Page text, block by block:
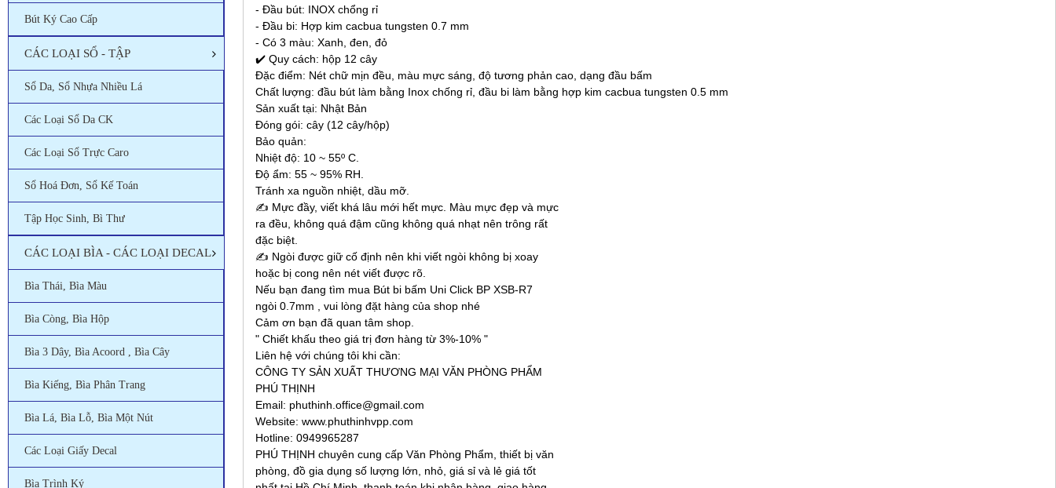
Bút Ký Cao Cấp
CÁC LOẠI SỔ - TẬP
Sổ Da, Sổ Nhựa Nhiều Lá
Các Loại Sổ Da CK
Các Loại Sổ Trực Caro
Sổ Hoá Đơn, Sổ Kế Toán
Tập Học Sinh, Bì Thư
CÁC LOẠI BÌA - CÁC LOẠI DECAL
Bìa Thái, Bìa Màu
Bìa Còng, Bìa Hộp
Bìa 3 Dây, Bìa Acoord , Bìa Cây
Bìa Kiếng, Bìa Phân Trang
Bìa Lá, Bìa Lỗ, Bìa Một Nút
Các Loại Giấy Decal
Bìa Trình Ký
- Đầu bút: INOX chổng rỉ
- Đầu bi: Hợp kim cacbua tungsten 0.7 mm
- Có 3 màu: Xanh, đen, đỏ
✔️ Quy cách: hộp 12 cây
Đặc điểm: Nét chữ mịn đều, màu mực sáng, độ tương phản cao, dạng đầu bấm
Chất lượng: đầu bút làm bằng Inox chống rỉ, đầu bi làm bằng hợp kim cacbua tungsten 0.5 mm
Sản xuất tại: Nhật Bản
Đóng gói: cây (12 cây/hộp)
Bảo quản:
Nhiệt độ: 10 ~ 55º C.
Độ ẩm: 55 ~ 95% RH.
Tránh xa nguồn nhiệt, dầu mỡ.
✍️ Mực đầy, viết khá lâu mới hết mực. Màu mực đẹp và mực
ra đều, không quá đậm cũng không quá nhạt nên trông rất
đặc biệt.
✍️ Ngòi được giữ cố định nên khi viết ngòi không bị xoay
hoặc bị cong nên nét viết được rõ.
Nếu bạn đang tìm mua Bút bi bấm Uni Click BP XSB-R7
ngòi 0.7mm , vui lòng đặt hàng của shop nhé
Cảm ơn bạn đã quan tâm shop.
" Chiết khấu theo giá trị đơn hàng từ 3%-10% "
Liên hệ với chúng tôi khi cần:
CÔNG TY SẢN XUẤT THƯƠNG MẠI VĂN PHÒNG PHẨM
PHÚ THỊNH
Email: phuthinh.office@gmail.com
Website: www.phuthinhvpp.com
Hotline: 0949965287
PHÚ THỊNH chuyên cung cấp Văn Phòng Phẩm, thiết bị văn
phòng, đồ gia dụng số lượng lớn, nhỏ, giá sỉ và lẻ giá tốt